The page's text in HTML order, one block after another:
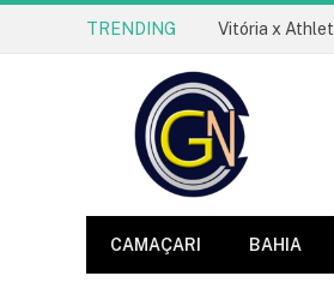
TRENDING
CAMAÇARI BAHIA